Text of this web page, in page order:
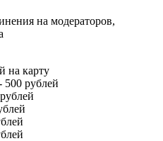
на модераторов,
на карту
500 рублей